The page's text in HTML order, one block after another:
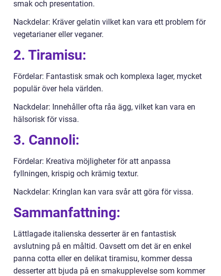
smak och presentation.
Nackdelar: Kräver gelatin vilket kan vara ett problem för
vegetarianer eller veganer.
2. Tiramisu:
Fördelar: Fantastisk smak och komplexa lager, mycket
populär över hela världen.
Nackdelar: Innehåller ofta råa ägg, vilket kan vara en
hälsorisk för vissa.
3. Cannoli:
Fördelar: Kreativa möjligheter för att anpassa
fyllningen, krispig och krämig textur.
Nackdelar: Kringlan kan vara svår att göra för vissa.
Sammanfattning:
Lättlagade italienska desserter är en fantastisk
avslutning på en måltid. Oavsett om det är en enkel
panna cotta eller en delikat tiramisu, kommer dessa
desserter att bjuda på en smakupplevelse som kommer